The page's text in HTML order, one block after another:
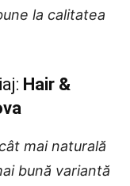
la calitatea
Hair &
mai naturală
bună variantă